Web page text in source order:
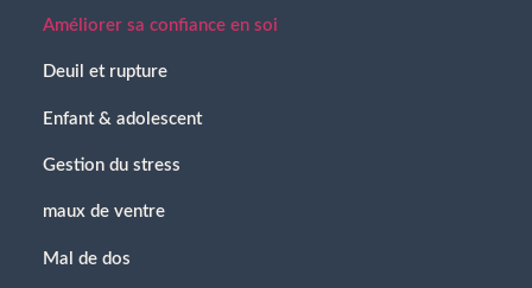
Améliorer sa confiance en soi
Deuil et rupture
Enfant & adolescent
Gestion du stress
maux de ventre
Mal de dos